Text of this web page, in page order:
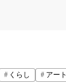
くらし アート